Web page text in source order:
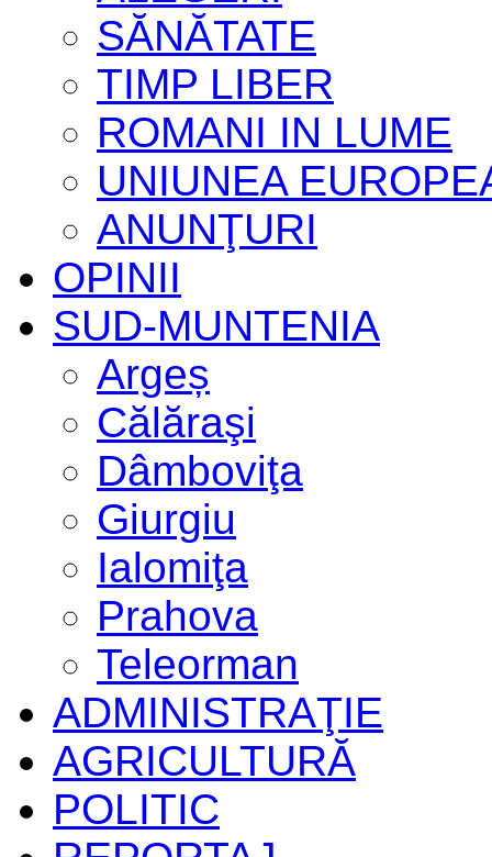
SĂNĂTATE
TIMP LIBER
ROMANI IN LUME
UNIUNEA
ANUNŢURI
OPINII
SUD-MUNTENIA
Argeș
Călăraşi
Dâmboviţa
Giurgiu
Ialomiţa
Prahova
Teleorman
ADMINISTRAŢIE
AGRICULTURĂ
POLITIC